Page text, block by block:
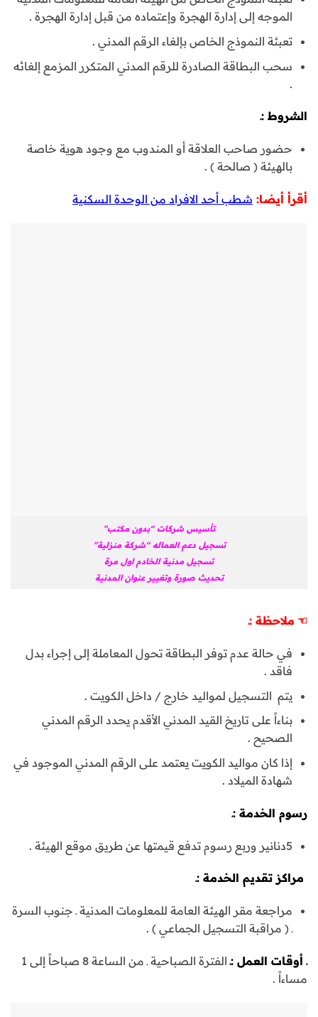
الموجه إلى إدارة الهجرة وإعتماده من قبل إدارة الهجرة .
تعبئة النموذج الخاص بإلغاء الرقم المدني .
سحب البطاقة الصادرة للرقم المدني المتكرر المزمع إلغائه
.
الشروط :ـ
حضور صاحب العلاقة أو المندوب مع وجود هوية خاصة
بالهيئة ( صالحة ) .
أقرأ أيضا: شطب أحد الافراد من الوحدة السكنية
تأسيس شركات “بدون مكتب”
تسجيل دعم العماله “شركة منزلية”
تسجيل مدنية الخادم اول مرة
تحديث صورة وتغيير عنوان المدنية
☜ ملاحظة :ـ
في حالة عدم توفر البطاقة تحول المعاملة إلى إجراء بدل
فاقد .
يتم التسجيل لمواليد خارج / داخل الكويت .
بناءاً على تاريخ القيد المدني الأقدم يحدد الرقم المدني
الصحيح .
إذا كان مواليد الكويت يعتمد على الرقم المدني الموجود في
شهادة الميلاد .
رسوم الخدمة :ـ
5دنانير وربع رسوم تدفع قيمتها عن طريق موقع الهيئة .
مراكز تقديم الخدمة :ـ
مراجعة مقر الهيئة العامة للمعلومات المدنية ـ جنوب السرة
ـ ( مراقبة التسجيل الجماعي ) .
ـ أوقات العمل :ـ
الفترة الصباحية ـ من الساعة 8 صباحاً إلى 1
مساءاً .